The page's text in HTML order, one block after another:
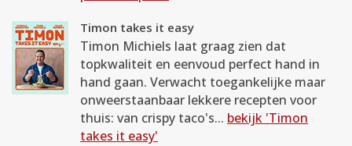
Timon takes it easy
Timon Michiels laat graag zien dat
topkwaliteit en eenvoud perfect hand in
hand gaan. Verwacht toegankelijke maar
onweerstaanbaar lekkere recepten voor
thuis: van crispy taco's... bekijk 'Timon
takes it easy'